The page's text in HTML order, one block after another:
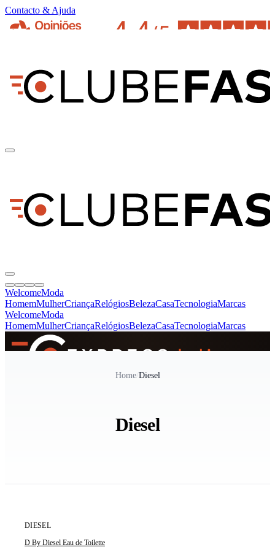
Contacto & Ajuda
WelcomeModa
HomemMulherCriançaRelógiosBelezaCasaTecnologiaMarcas
WelcomeModa
HomemMulherCriançaRelógiosBelezaCasaTecnologiaMarcas
Home/Diesel
Diesel
DIESEL
D By Diesel Eau de Toilette